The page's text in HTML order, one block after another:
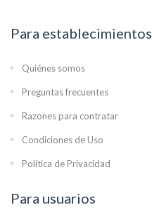
Para establecimientos
Quiénes somos
Preguntas frecuentes
Razones para contratar
Condiciones de Uso
Política de Privacidad
Para usuarios